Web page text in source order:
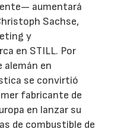
aumentará
Sachse,
y
en STILL. Por
alemán en
se convirtió
fabricante de
en lanzar su
de combustible de